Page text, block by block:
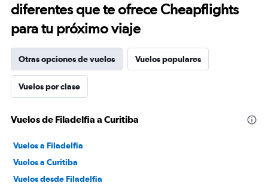
diferentes que te ofrece Cheapflights
para tu próximo viaje
Otras opciones de vuelos Vuelos populares
Vuelos por clase
Vuelos de Filadelfia a Curitiba
Vuelos a Filadelfia
Vuelos a Curitiba
Vuelos desde Filadelfia